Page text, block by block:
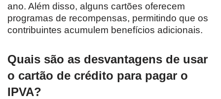
ano. Além disso, alguns cartões oferecem
programas de recompensas, permitindo que os
contribuintes acumulem benefícios adicionais.
Quais são as desvantagens de usar
o cartão de crédito para pagar o
IPVA?